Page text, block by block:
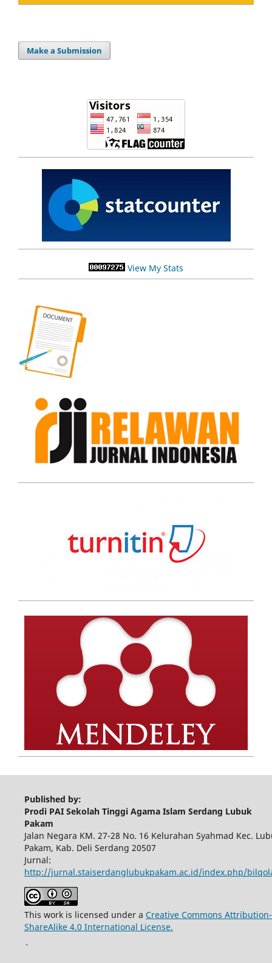
Make a Submission
View My Stats
Published by:
Prodi PAI Sekolah Tinggi Agama Islam Serdang Lubuk
Pakam
Jalan Negara KM. 27-28 No. 16 Kelurahan Syahmad Kec.
Pakam, Kab. Deli Serdang 20507
Jurnal:
http://jurnal.staiserdanglubukpakam.ac.id/index.php/
This work is licensed under a Creative Commons Attribution-
ShareAlike 4.0 International License.